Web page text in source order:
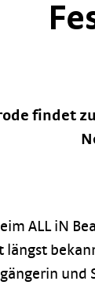
ALL iN
und